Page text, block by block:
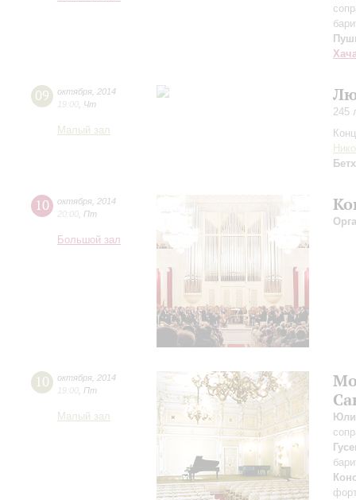
09 октября 2014
19:00 Чт
Малый зал
245
10 октября 2014
20:00 Пт
Большой зал
10 октября 2014
19:00 Пт
Малый зал